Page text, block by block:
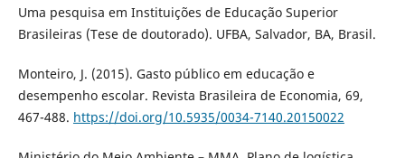
Uma pesquisa em Instituições de Educação Superior
Brasileiras (Tese de doutorado). UFBA, Salvador, BA, Brasil.
Monteiro, J. (2015). Gasto público em educação e
desempenho escolar. Revista Brasileira de Economia, 69,
467-488. https://doi.org/10.5935/0034-7140.20150022